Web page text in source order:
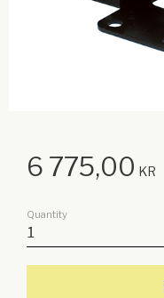
6 775,00 KR
Quantity